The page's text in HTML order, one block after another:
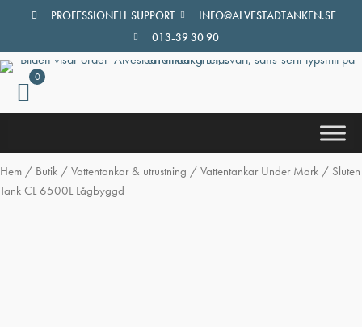
Hoppa
innehåll
PROFESSIONELL SUPPORT
INFO@ALVESTADTANKEN.SE
013-39 30 90
0
Hem / Butik / Vattentankar & utrustning / Vattentankar Under Mark / Sluten
Tank CL 6500L Lågbyggd